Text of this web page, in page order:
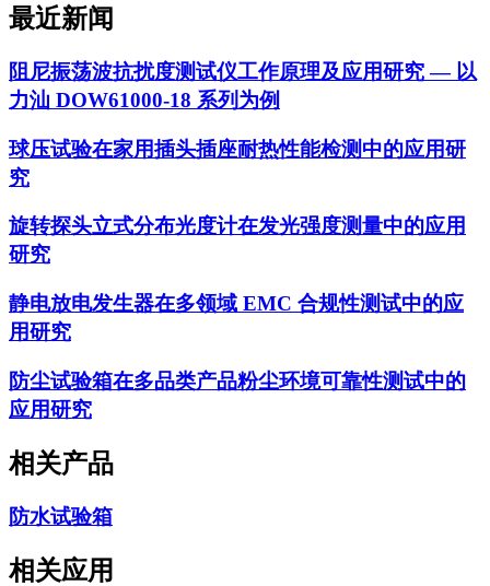
最近新闻
阻尼振荡波抗扰度测试仪工作原理及应用研究 — 以
力汕 DOW61000-18 系列为例
球压试验在家用插头插座耐热性能检测中的应用研
究
旋转探头立式分布光度计在发光强度测量中的应用
研究
静电放电发生器在多领域 EMC 合规性测试中的应
用研究
防尘试验箱在多品类产品粉尘环境可靠性测试中的
应用研究
相关产品
防水试验箱
相关应用